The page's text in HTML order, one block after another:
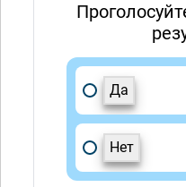
Да
Нет